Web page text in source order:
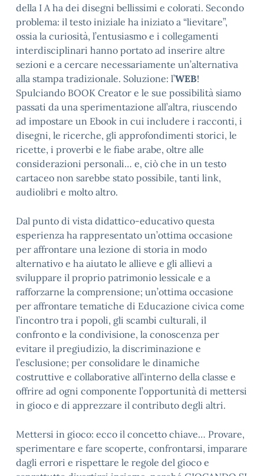
della I A ha dei disegni bellissimi e colorati. Secondo
problema: il testo iniziale ha iniziato a “lievitare”,
ossia la curiosità, l’entusiasmo e i collegamenti
interdisciplinari hanno portato ad inserire altre
sezioni e a cercare necessariamente un’alternativa
alla stampa tradizionale. Soluzione: l’WEB!
Spulciando BOOK Creator e le sue possibilità siamo
passati da una sperimentazione all’altra, riuscendo
ad impostare un Ebook in cui includere i racconti, i
disegni, le ricerche, gli approfondimenti storici, le
ricette, i proverbi e le fiabe arabe, oltre alle
considerazioni personali… e, ciò che in un testo
cartaceo non sarebbe stato possibile, tanti link,
audiolibri e molto altro.
Dal punto di vista didattico-educativo questa
esperienza ha rappresentato un’ottima occasione
per affrontare una lezione di storia in modo
alternativo e ha aiutato le allieve e gli allievi a
sviluppare il proprio patrimonio lessicale e a
rafforzarne la comprensione; un’ottima occasione
per affrontare tematiche di Educazione civica come
l’incontro tra i popoli, gli scambi culturali, il
confronto e la condivisione, la conoscenza per
evitare il pregiudizio, la discriminazione e
l’esclusione; per consolidare le dinamiche
costruttive e collaborative all’interno della classe e
offrire ad ogni componente l’opportunità di mettersi
in gioco e di apprezzare il contributo degli altri.
Mettersi in gioco: ecco il concetto chiave… Provare,
sperimentare e fare scoperte, confrontarsi, imparare
dagli errori e rispettare le regole del gioco e